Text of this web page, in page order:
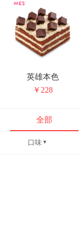
英雄本色
￥228
全部
口味